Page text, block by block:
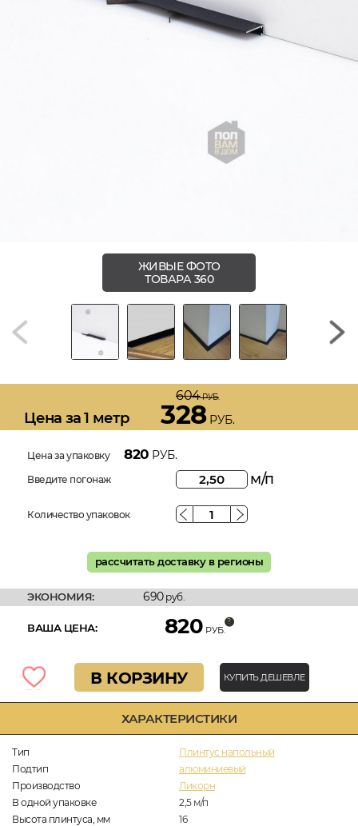
ХАРАКТЕРИСТИКИ
Тип
Плинтус напольный
Подтип
алюминиевый
Производство
Ликорн
В одной упаковке
2,5 м/п
Высота плинтуса, мм
16
ЖИВЫЕ ФОТО
ТОВАРА 360
Цена за 1 метр
604РУБ.
328РУБ.
Цена за упаковку 820 РУБ.
Введите погонаж м/п
Количество упаковок
рассчитать доставку в регионы
ЭКОНОМИЯ: 690руб.
ВАША ЦЕНА: 820 РУБ.
В КОРЗИНУ КУПИТЬ ДЕШЕВЛЕ